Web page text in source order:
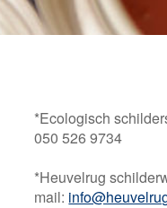
*Ecologisch
050 526 9734
*Heuvelrug
mail: